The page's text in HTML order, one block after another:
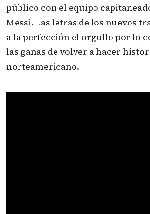
público con el equipo
Messi. Las letras de los nuevos
a la perfección el orgullo por lo
las ganas de volver a hacer
norteamericano.